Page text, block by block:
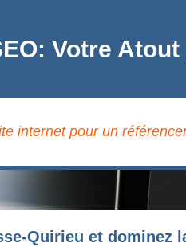
Votre
internet pour un
Quirieu et dominez